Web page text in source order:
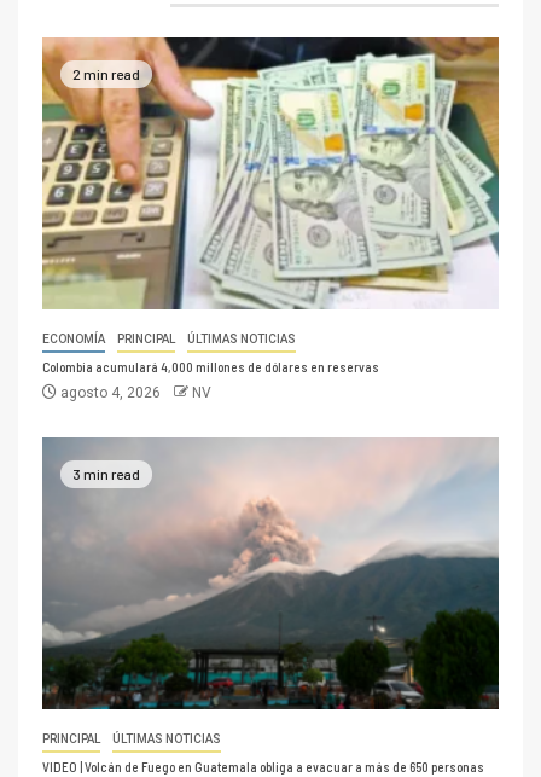
2 min read
ECONOMÍA PRINCIPAL ÚLTIMAS NOTICIAS
Colombia acumulará 4,000 millones de dólares en reservas
agosto 4, 2026 NV
3 min read
PRINCIPAL ÚLTIMAS NOTICIAS
VIDEO | Volcán de Fuego en Guatemala obliga a evacuar a más de 650 personas